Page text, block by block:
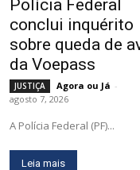
Polícia Federal
conclui inquérito
sobre queda de
da Voepass
JUSTIÇA Agora ou Já -
agosto 7, 2026
A Polícia Federal (PF)...
Leia mais